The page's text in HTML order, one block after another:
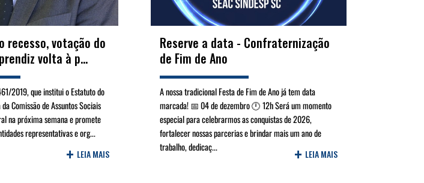
recesso, votação do
volta à p...
2019, que institui o Estatuto do
Comissão de Assuntos Sociais
na próxima semana e promete
representativas e org...
+ LEIA MAIS
Reserve a data - Confraternização
de Fim de Ano
A nossa tradicional Festa de Fim de Ano já tem data
marcada! 📅 04 de dezembro 🕛 12h Será um momento
especial para celebrarmos as conquistas de 2026,
fortalecer nossas parcerias e brindar mais um ano de
trabalho, dedicaç...
+ LEIA MAIS